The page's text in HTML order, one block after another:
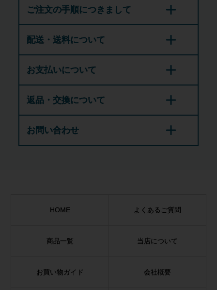
ご注文の手順につきまして
配送・送料について
お支払いについて
返品・交換について
お問い合わせ
HOME よくあるご質問
商品一覧 当店について
お買い物ガイド 会社概要